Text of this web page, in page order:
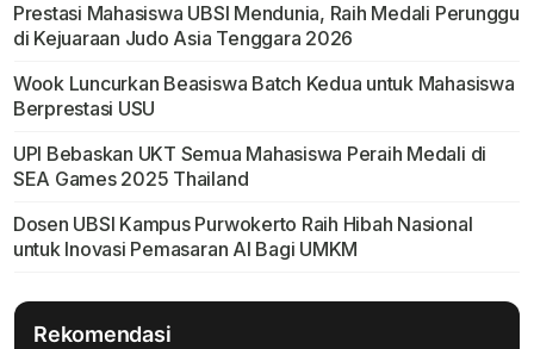
Prestasi Mahasiswa UBSI Mendunia, Raih Medali Perunggu
di Kejuaraan Judo Asia Tenggara 2026
Wook Luncurkan Beasiswa Batch Kedua untuk Mahasiswa
Berprestasi USU
UPI Bebaskan UKT Semua Mahasiswa Peraih Medali di
SEA Games 2025 Thailand
Dosen UBSI Kampus Purwokerto Raih Hibah Nasional
untuk Inovasi Pemasaran AI Bagi UMKM
Rekomendasi